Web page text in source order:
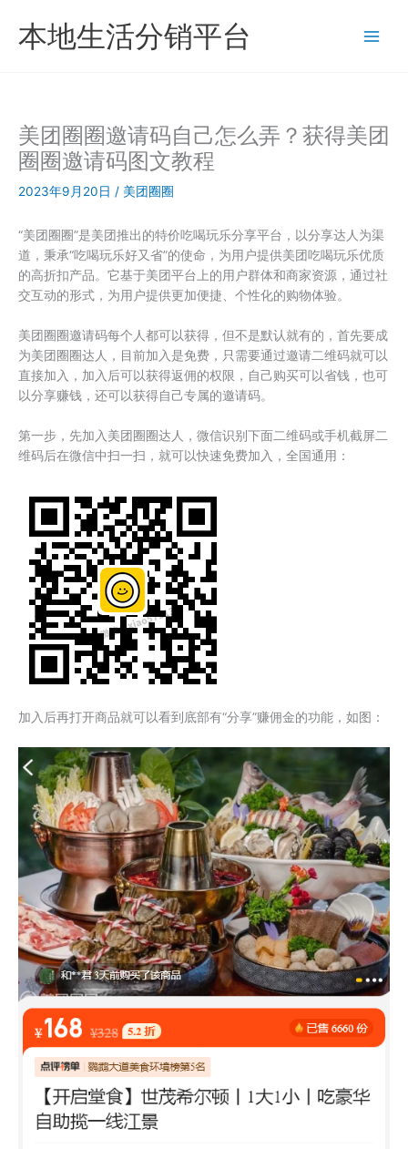
本地生活分销平台
美团圈圈邀请码自己怎么弄？获得美团
圈圈邀请码图文教程
2023年9月20日 / 美团圈圈
“美团圈圈”是美团推出的特价吃喝玩乐分享平台，以分享达人为渠
道，秉承“吃喝玩乐好又省”的使命，为用户提供美团吃喝玩乐优质
的高折扣产品。它基于美团平台上的用户群体和商家资源，通过社
交互动的形式，为用户提供更加便捷、个性化的购物体验。
美团圈圈邀请码每个人都可以获得，但不是默认就有的，首先要成
为美团圈圈达人，目前加入是免费，只需要通过邀请二维码就可以
直接加入，加入后可以获得返佣的权限，自己购买可以省钱，也可
以分享赚钱，还可以获得自己专属的邀请码。
第一步，先加入美团圈圈达人，微信识别下面二维码或手机截屏二
维码后在微信中扫一扫，就可以快速免费加入，全国通用：
加入后再打开商品就可以看到底部有“分享”赚佣金的功能，如图：